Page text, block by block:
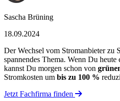
Sascha Brüning
18.09.2024
Der Wechsel vom Stromanbieter zu
spannendes Thema. Wenn Du
kannst Du morgen schon von
Stromkosten um bis zu 100 %
Jetzt Fachfirma finden